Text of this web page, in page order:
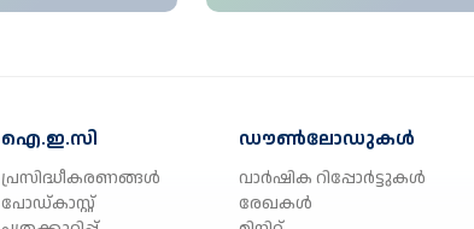
ഐ.ഇ.സി
പ്രസിദ്ധീകരണങ്ങൾ
പോഡ്കാസ്റ്റ്
ഡൗൺലോഡുകൾ
വാർഷിക റിപ്പോർട്ടുകൾ
രേഖകൾ